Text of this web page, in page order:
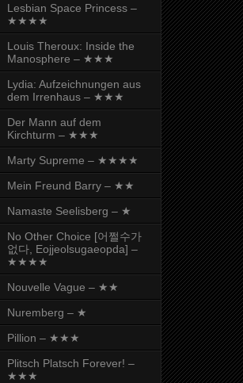
Lesbian Space Princess –
★★★★
Louis Theroux: Inside the
Manosphere – ★★★
Lydia: Aufzeichnungen aus
dem Irrenhaus – ★★★
Der Mann auf dem
Kirchturm – ★★★
Marty Supreme – ★★★★
Mein Freund Barry – ★★
Namaste Seelisberg – ★
No Other Choice [어쩔수가
없다, Eojjeolsugaeopda] –
★★★★
Nouvelle Vague – ★★
Nuremberg – ★
Pillion – ★★★
Plitsch Platsch Forever! –
★★★